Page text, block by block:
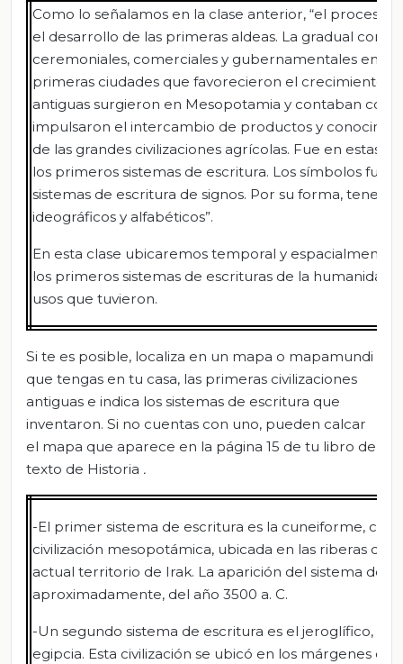
Como lo señalamos en la clase anterior, “el proceso
el desarrollo de las primeras aldeas. La gradual
ceremoniales, comerciales y gubernamentales en un
primeras ciudades que favorecieron el crecimiento
antiguas surgieron en Mesopotamia y contaban con
impulsaron el intercambio de productos y
de las grandes civilizaciones agrícolas. Fue en estas
los primeros sistemas de escritura. Los símbolos
sistemas de escritura de signos. Por su forma,
ideográficos y alfabéticos”.
En esta clase ubicaremos temporal y espacialmente
los primeros sistemas de escrituras de la humanidad,
usos que tuvieron.
Si te es posible, localiza en un mapa o mapamundi
que tengas en tu casa, las primeras civilizaciones
antiguas e indica los sistemas de escritura que
inventaron. Si no cuentas con uno, pueden calcar
el mapa que aparece en la página 15 de tu libro de
texto de Historia .
-El primer sistema de escritura es la cuneiforme,
civilización mesopotámica, ubicada en las riberas de
actual territorio de Irak. La aparición del sistema de
aproximadamente, del año 3500 a. C.
-Un segundo sistema de escritura es el jeroglífico,
egipcia. Esta civilización se ubicó en los márgenes